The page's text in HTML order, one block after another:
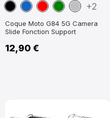
NoirBleuRouge
VertArgent
+2
Coque Moto G84 5G Camera
Slide Fonction Support
12,90 €